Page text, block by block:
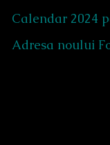
Calendar 2024
Adresa noului